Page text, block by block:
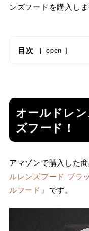
ンズフードを購入しま
目次 [ open ]
オールドレ
ズフード！
アマゾンで購入した商
ルレンズフード ブラ
ルフード』 です。